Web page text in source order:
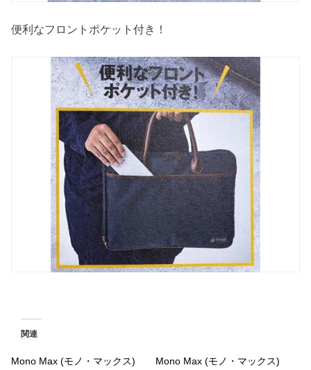
便利なフロントポケット付き！
関連
Mono Max (モノ・マックス)
Mono Max (モノ・マックス)